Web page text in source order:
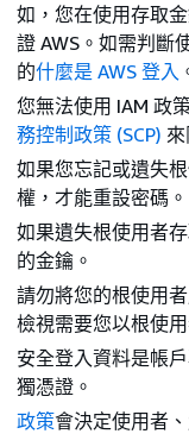
如，您在使用存取
證 AWS。如需判斷
的什麼是 AWS 登入
您無法使用 IAM 政
務控制政策 (SCP)
如果您忘記或遺失
權，才能重設密碼。
如果遺失根使用者
的金鑰。
請勿將您的根使用
檢視需要您以根使
安全登入資料是帳
獨憑證。
政策會決定使用者